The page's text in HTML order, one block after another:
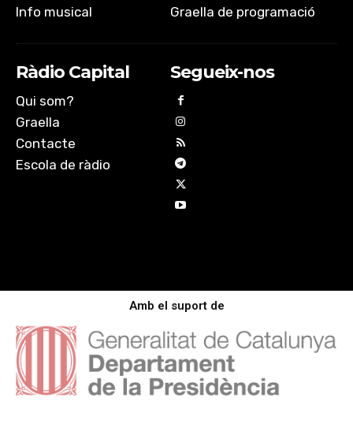
Info musical
Graella de programació
Ràdio Capital
Qui som?
Graella
Contacte
Escola de ràdio
Segueix-nos
Amb el suport de